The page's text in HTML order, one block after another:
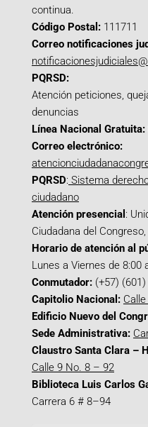
continua.
Código Postal: 111711
Correo notificaciones
PQRSD:
Atención peticiones,
denuncias
Línea Nacional Gratuita:
Correo electrónico:
PQRSD: Sistema
ciudadano
Atención presencial :
Ciudadana del
Horario de atención al
Lunes a Viernes de 8:00
Conmutador: (+57)
Capitolio Nacional:
Edificio Nuevo del
Sede Administrativa:
Claustro Santa Clara –
Calle 9 No. 8 – 92
Biblioteca Luis Carlos
Carrera 6 # 8–94